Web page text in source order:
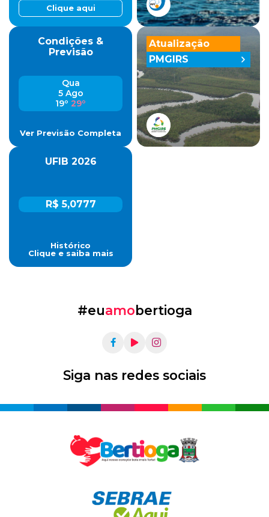
Clique aqui
Condições &
Previsão
Qua
5 Ago
19º 29º
Ver Previsão Completa
UFIB 2026
R$ 5,0777
Histórico
Clique e saiba mais
Atualização
PMGIRS
#euamobertioga
Siga nas redes sociais